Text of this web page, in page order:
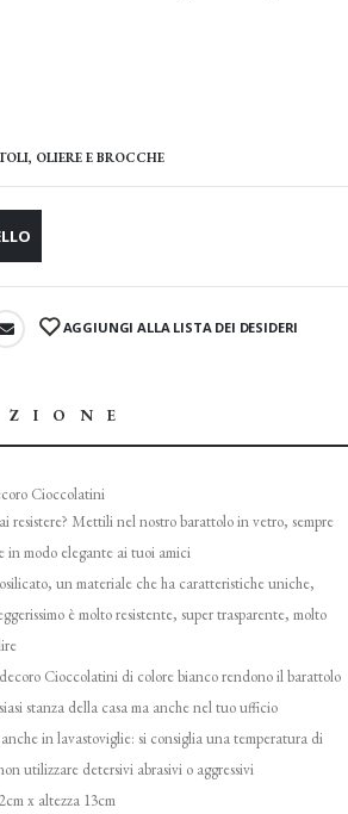
OLIERE E BROCCHE
AGGIUNGI ALLA LISTA DEI DESIDERI
Cioccolatini
resistere? Mettili nel nostro barattolo in vetro, sempre
in modo elegante ai tuoi amici
un materiale che ha caratteristiche uniche,
è molto resistente, super trasparente, molto
Cioccolatini di colore bianco rendono il barattolo
stanza della casa ma anche nel tuo ufficio
in lavastoviglie: si consiglia una temperatura di
utilizzare detersivi abrasivi o aggressivi
x altezza 13cm